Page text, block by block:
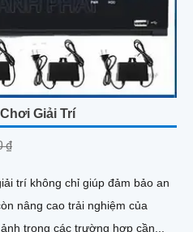
Giải Trí
₫
trí không chỉ giúp đảm bảo an
nâng cao trải nghiệm của
trong các trường hợp cần...